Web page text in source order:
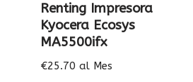
Renting Impresora
Kyocera Ecosys
MA5500ifx
€25.70 al Mes